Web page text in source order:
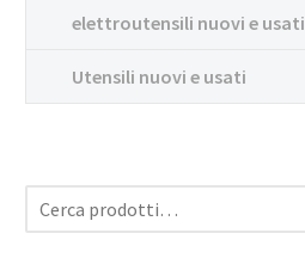
elettroutensili nuovi e usati
Utensili nuovi e usati